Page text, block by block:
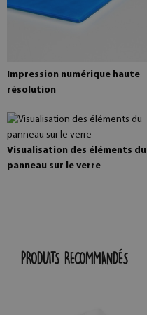
Impression numérique haute
résolution
Visualisation des éléments du
panneau sur le verre
PRODUITS RECOMMANDÉS